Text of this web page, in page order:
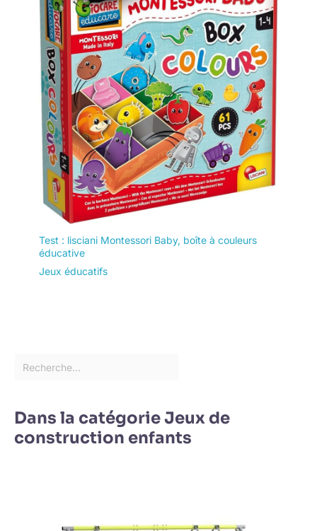
Test : lisciani Montessori Baby, boîte à couleurs
éducative
Jeux éducatifs
Dans la catégorie Jeux de
construction enfants